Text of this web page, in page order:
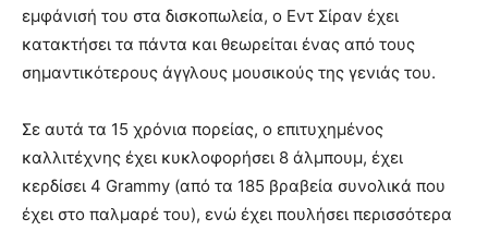
εμφάνισή του στα δισκοπωλεία, ο Εντ Σίραν έχει
κατακτήσει τα πάντα και θεωρείται ένας από τους
σημαντικότερους άγγλους μουσικούς της γενιάς του.
Σε αυτά τα 15 χρόνια πορείας, ο επιτυχημένος
καλλιτέχνης έχει κυκλοφορήσει 8 άλμπουμ, έχει
κερδίσει 4 Grammy (από τα 185 βραβεία συνολικά που
έχει στο παλμαρέ του), ενώ έχει πουλήσει περισσότερα